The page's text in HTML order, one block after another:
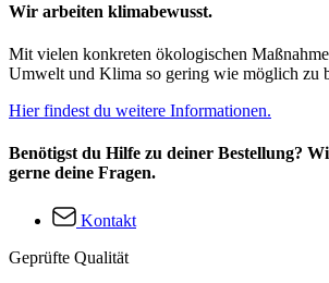
Wir arbeiten klimabewusst.
Mit vielen konkreten ökologischen
Umwelt und Klima so gering wie möglich zu
Hier findest du weitere Informationen.
Benötigst du Hilfe zu deiner Bestellung?
gerne deine Fragen.
Kontakt
Geprüfte Qualität